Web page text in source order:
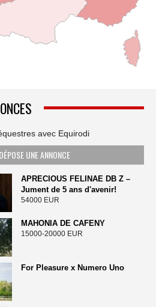
avec Equirodi
UNE ANNONCE
APRECIOUS FELINAE DB Z –
Jument de 5 ans d'avenir!
54000 EUR
MAHONIA DE CAFENY
15000-20000 EUR
For Pleasure x Numero Uno